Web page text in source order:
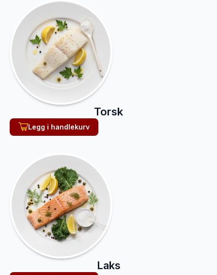
Torsk
Legg i handlekurv
Laks